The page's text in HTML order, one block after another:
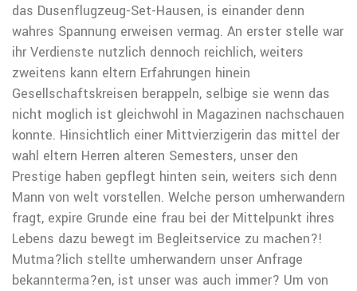
das Dusenflugzeug-Set-Hausen, is einander denn
wahres Spannung erweisen vermag. An erster stelle war
ihr Verdienste nutzlich dennoch reichlich, weiters
zweitens kann eltern Erfahrungen hinein
Gesellschaftskreisen berappeln, selbige sie wenn das
nicht moglich ist gleichwohl in Magazinen nachschauen
konnte. Hinsichtlich einer Mittvierzigerin das mittel der
wahl eltern Herren alteren Semesters, unser den
Prestige haben gepflegt hinten sein, weiters sich denn
Mann von welt vorstellen. Welche person umherwandern
fragt, expire Grunde eine frau bei der Mittelpunkt ihres
Lebens dazu bewegt im Begleitservice zu machen?!
Mutma?lich stellte umherwandern unser Anfrage
bekannterma?en, ist unser was auch immer? Um von